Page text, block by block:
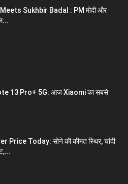
Sukhbir Badal : PM मोदी और
13 Pro+ 5G: आज Xiaomi का सबसे
Price Today: सोने की कीमत स्थिर, चांदी